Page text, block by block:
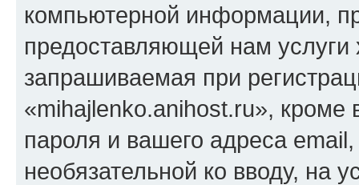
компьютерной информации,
предоставляющей нам
запрашиваемая при
«mihajlenko.anihost.ru», кроме
пароля и вашего адреса
необязательной ко вводу, на